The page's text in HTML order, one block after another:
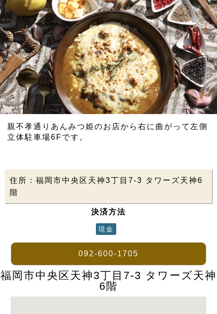
親不孝通りあんみつ姫のお店から右に曲がって左側
立体駐車場6Fです。
住所：福岡市中央区天神3丁目7-3 タワーズ天神6
階
決済方法
現金
092-600-1705
福岡市中央区天神3丁目7-3 タワーズ天神
6階